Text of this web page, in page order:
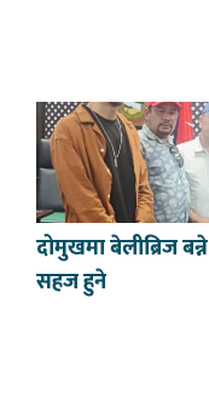
दोमुखमा बेलीब्रिज
सहज हुने